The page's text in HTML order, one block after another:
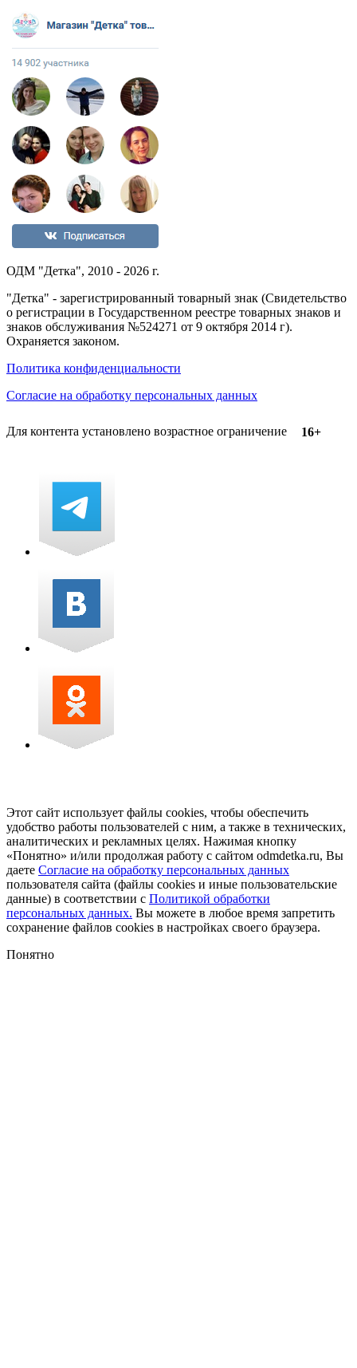
ОДМ "Детка", 2010 - 2026 г.
"Детка" - зарегистрированный товарный знак (Свидетельство
о регистрации в Государственном реестре товарных знаков и
знаков обслуживания №524271 от 9 октября 2014 г).
Охраняется законом.
Политика конфиденциальности
Согласие на обработку персональных данных
Для контента установлено возрастное ограничение 16+
Этот сайт использует файлы cookies, чтобы обеспечить
удобство работы пользователей с ним, а также в технических,
аналитических и рекламных целях. Нажимая кнопку
«Понятно» и/или продолжая работу с сайтом odmdetka.ru, Вы
даете Согласие на обработку персональных данных
пользователя сайта (файлы cookies и иные пользовательские
данные) в соответствии с Политикой обработки
персональных данных. Вы можете в любое время запретить
сохранение файлов cookies в настройках своего браузера.
Понятно